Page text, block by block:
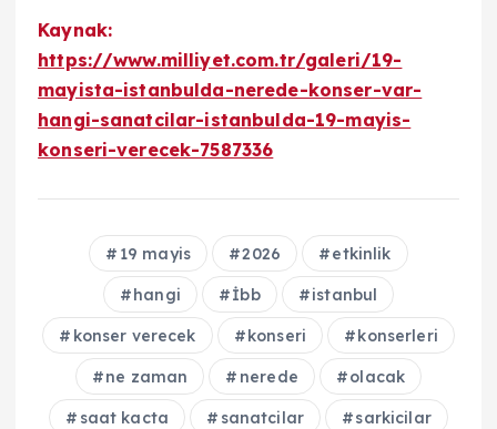
Kaynak:
https://www.milliyet.com.tr/galeri/19-
mayista-istanbulda-nerede-konser-var-
hangi-sanatcilar-istanbulda-19-mayis-
konseri-verecek-7587336
19 mayis 2026 etkinlik
hangi İbb istanbul
konser verecek konseri konserleri
ne zaman nerede olacak
saat kacta sanatcilar sarkicilar